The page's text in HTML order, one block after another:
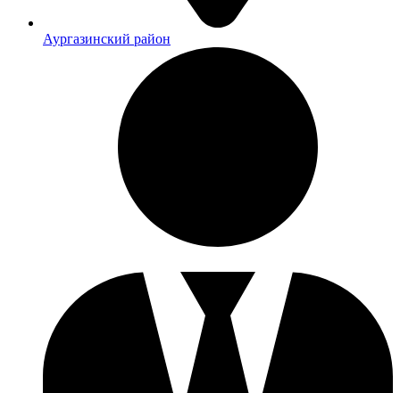
Аургазинский район